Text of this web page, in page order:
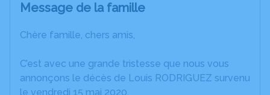
Message de la famille
Chère famille, chers amis,
C’est avec une grande tristesse que nous vous
annonçons le décès de Louis RODRIGUEZ survenu
le vendredi 15 mai 2020.